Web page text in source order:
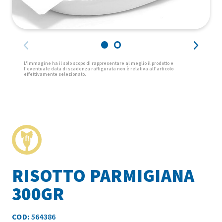
RISOTTO PARMIGIANA
300GR
COD: 564386